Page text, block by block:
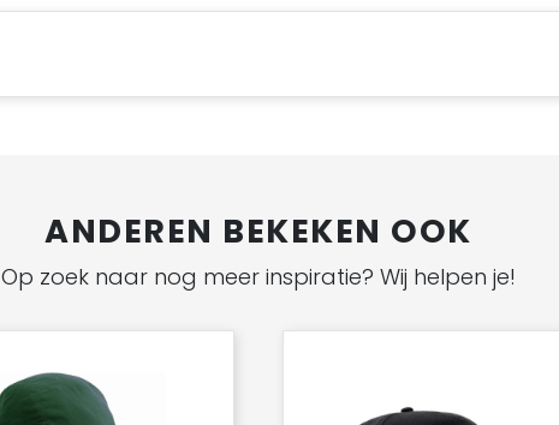
ANDEREN BEKEKEN OOK
Op zoek naar nog meer inspiratie? Wij helpen je!